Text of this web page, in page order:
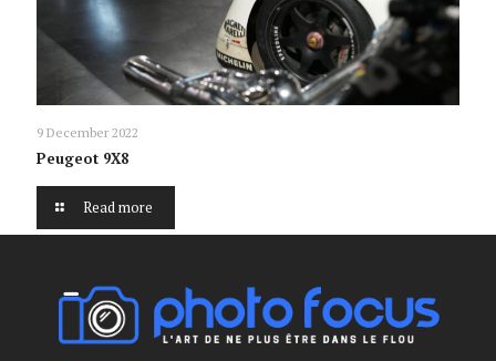
9 December 2022
Peugeot 9X8
Read more